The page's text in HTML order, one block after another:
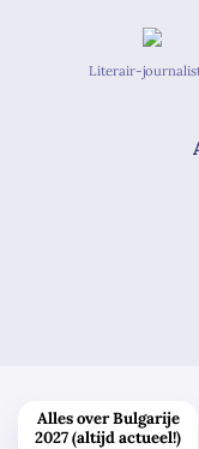
Literair-
Alles over Bulgarije
2027 (altijd actueel!)